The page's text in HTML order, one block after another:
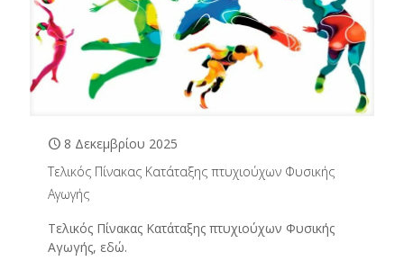
8 Δεκεμβρίου 2025
Τελικός Πίνακας Κατάταξης πτυχιούχων Φυσικής
Αγωγής
Τελικός Πίνακας Κατάταξης πτυχιούχων Φυσικής
Αγωγής, εδώ.